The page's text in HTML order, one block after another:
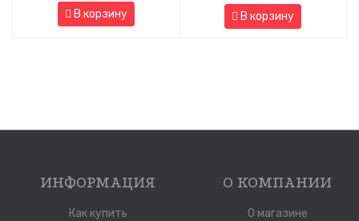
В корзину В корзину
ИНФОРМАЦИЯ
Как купить
О КОМПАНИИ
О магазине